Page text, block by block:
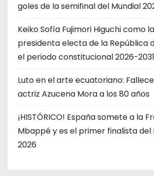
goles de la semifinal del Mundial
Keiko Sofía Fujimori Higuchi como
presidenta electa de la República
el periodo constitucional 2026-2031
Luto en el arte ecuatoriano:
actriz Azucena Mora a los 80 años
¡HISTÓRICO! España somete a la
Mbappé y es el primer finalista del
2026